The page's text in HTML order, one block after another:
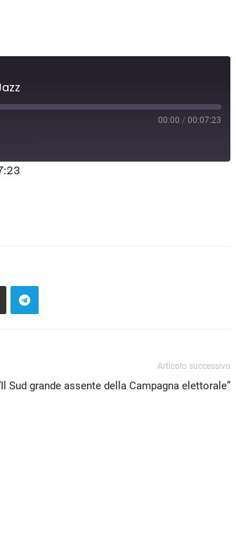
00:00 / 00:07:23
Articolo successivo
Sud grande assente della Campagna elettorale”